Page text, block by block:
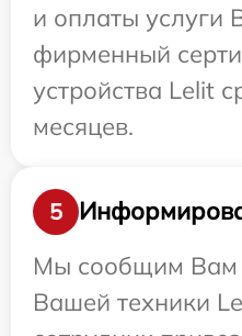
и оплаты услуги
фирменный
устройства Lelit
месяцев.
5
Мы сообщим Вам
Вашей техники